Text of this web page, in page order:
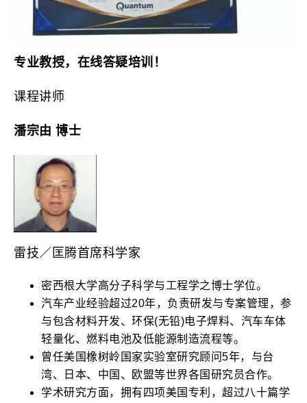
专业教授，在线答疑培训！
课程讲师
潘宗由 博士
雷技／匡腾首席科学家
密西根大学高分子科学与工程学之博士学位。
汽车产业经验超过20年，负责研发与专案管理，参
与包含材料开发、环保(无铅)电子焊料、汽车车体
轻量化、燃料电池及低能源制造流程等。
曾任美国橡树岭国家实验室研究顾问5年，与台
湾、日本、中国、欧盟等世界各国研究员合作。
学术研究方面，拥有四项美国专利，超过八十篇学